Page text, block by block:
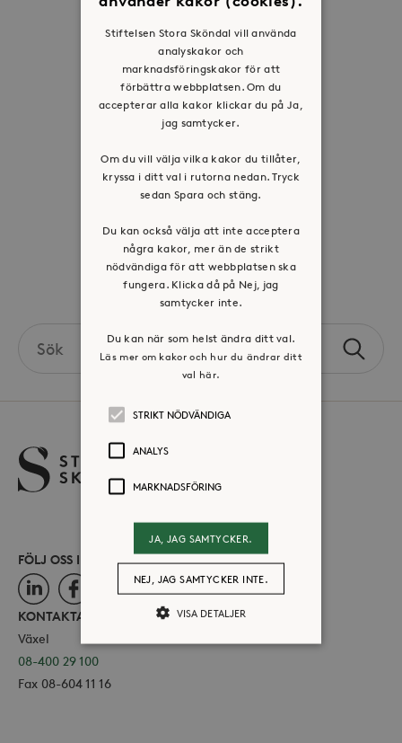
Organisation
Historia
Riktlinje för personuppgifter
Tillgänglighetsredogörelse
Jobba hos oss
Press & mediakontakt
Volontär hos Stora Sköndal
the
Sök
FÖLJ OSS I SOCIALA MEDIER
LinkedInFacebookInstagram
KONTAKTA OSS
Växel
08-400 29 100
Fax 08-604 11 16
Stiftelsen Stora Sköndal vill använda
analyskakor och
marknadsföringskakor för att
förbättra webbplatsen. Om du
accepterar alla kakor klickar du på Ja,
jag samtycker.
Om du vill välja vilka kakor du tillåter,
kryssa i ditt val i rutorna nedan. Tryck
sedan Spara och stäng.
Du kan också välja att inte acceptera
några kakor, mer än de strikt
nödvändiga för att webbplatsen ska
fungera. Klicka då på Nej, jag
samtycker inte.
Du kan när som helst ändra ditt val.
Läs mer om kakor och hur du ändrar ditt
val här.
STRIKT NÖDVÄNDIGA
ANALYS
MARKNADSFÖRING
JA, JAG SAMTYCKER.
NEJ, JAG SAMTYCKER INTE.
VISA DETALJER